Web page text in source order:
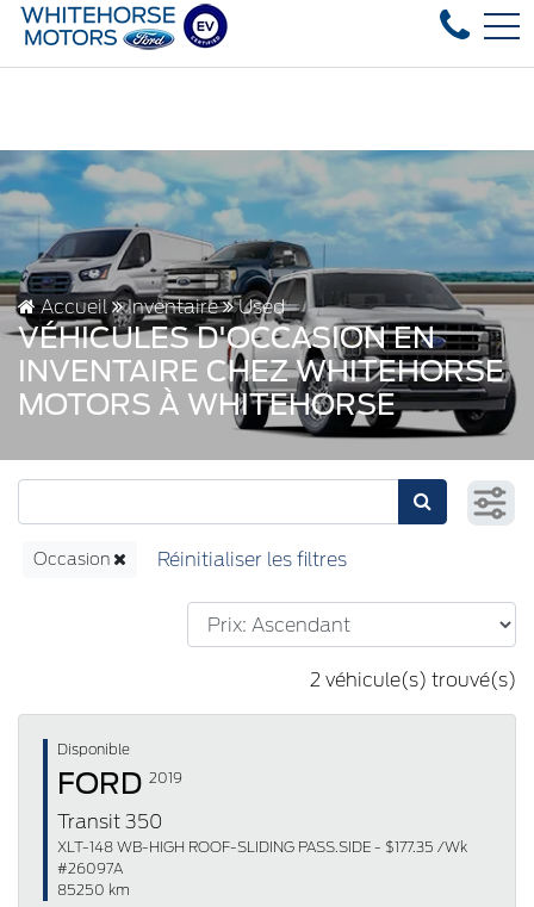
Over 35 used vehicles in stock, fast delivery! Text our
4178 4th ave, Whitehorse, YT, CA Y1A 1J6
EN
Accueil Inventaire Used
VÉHICULES D'OCCASION EN
INVENTAIRE CHEZ WHITEHORSE
MOTORS À WHITEHORSE
Occasion
2 véhicule(s) trouvé(s)
Disponible
FORD 2019
Transit 350
XLT-148 WB-HIGH ROOF-SLIDING PASS.SIDE - $177.35 /Wk
#26097A
85250 km